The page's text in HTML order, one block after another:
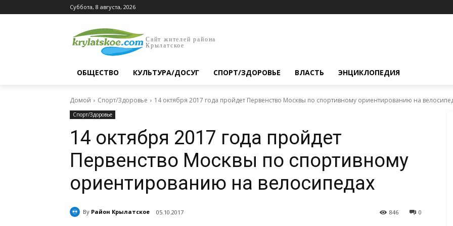
Суббота, 8 августа, 2026
Сайт жителей района
Крылатское
ОБЩЕСТВО КУЛЬТУРА/ДОСУГ СПОРТ/ЗДОРОВЬЕ ВЛАСТЬ ЭНЦИКЛОПЕДИЯ
Домой Спорт/Здоровье 14 октября 2017 года пройдет Первенство Москвы по спортивному ориентированию на
Спорт/Здоровье
14 октября 2017 года пройдет
Первенство Москвы по спортивному
ориентированию на велосипедах
By Район Крылатское 05.10.2017 0
846